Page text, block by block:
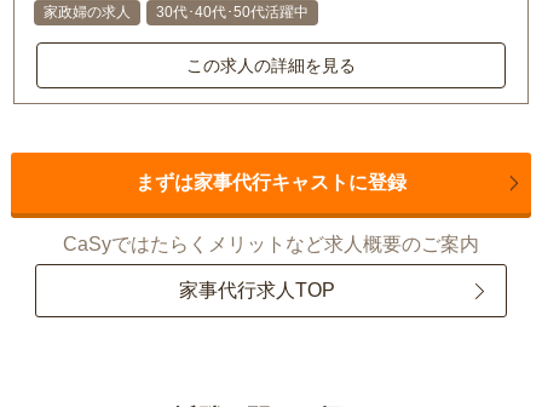
家政婦の求人
30代･40代･50代活躍中
この求人の詳細を見る
まずは家事代行キャストに登録
CaSyではたらくメリットなど求人概要のご案内
家事代行求人TOP